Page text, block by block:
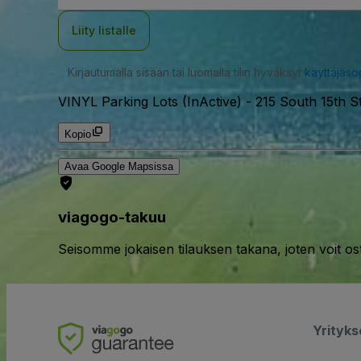
Liity listalle
Kirjautumalla sisään tai luomalla tilin hyväksyt
VINYL Parking Lots (InActive) - 215 South 15th
Kopio
Avaa Google Mapsissa
viagogo-takuu
Seisomme jokaisen tilauksen takana, joten voit